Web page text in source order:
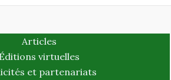
Articles
Éditions virtuelles
et partenariats